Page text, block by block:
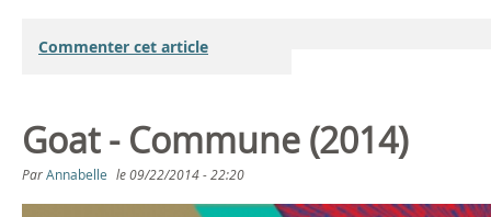
Commenter cet article
Goat - Commune (2014)
ParAnnabelle le09/22/2014 - 22:20